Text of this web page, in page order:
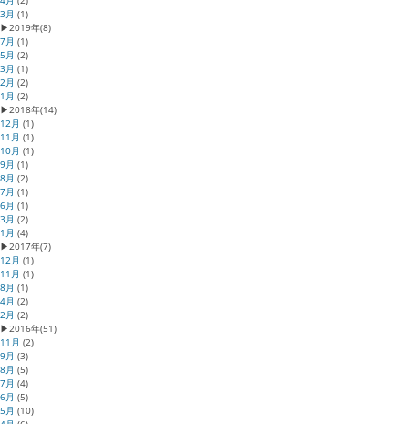
3月 (1)
▶2019年(8)
7月 (1)
5月 (2)
3月 (1)
2月 (2)
1月 (2)
▶2018年(14)
12月 (1)
11月 (1)
10月 (1)
9月 (1)
8月 (2)
7月 (1)
6月 (1)
3月 (2)
1月 (4)
▶2017年(7)
12月 (1)
11月 (1)
8月 (1)
4月 (2)
2月 (2)
▶2016年(51)
11月 (2)
9月 (3)
8月 (5)
7月 (4)
6月 (5)
5月 (10)